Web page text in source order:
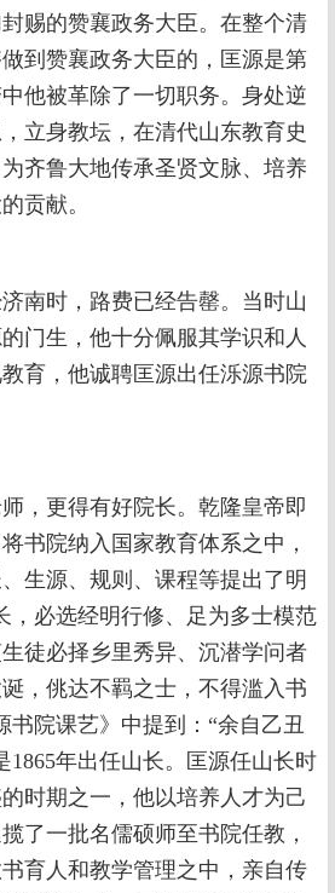
赐的赞襄政务大臣。在整个清
到赞襄政务大臣的，匡源是第
他被革除了一切职务。身处逆
立身教坛，在清代山东教育史
齐鲁大地传承圣贤文脉、培养
贡献。
南时，路费已经告罄。当时山
门生，他十分佩服其学识和人
育，他诚聘匡源出任泺源书院
，更得有好院长。乾隆皇帝即
书院纳入国家教育体系之中，
生源、规则、课程等提出了明
，必选经明行修、足为多士模范
徒必择乡里秀异、沉潜学问者
，佻达不羁之士，不得滥入书
书院课艺》中提到：“余自乙丑
1865年出任山长。匡源任山长时
时期之一，他以培养人才为己
了一批名儒硕师至书院任教，
育人和教学管理之中，亲自传